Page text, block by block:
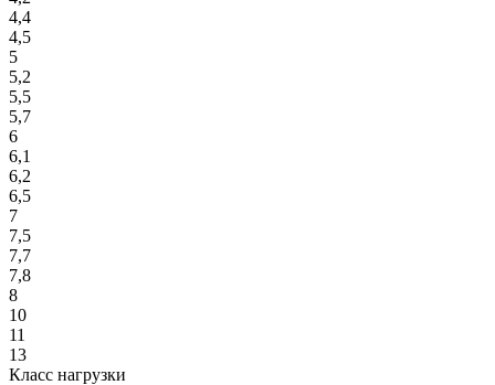
4,4
4,5
5
5,2
5,5
5,7
6
6,1
6,2
6,5
7
7,5
7,7
7,8
8
10
11
13
Класс нагрузки